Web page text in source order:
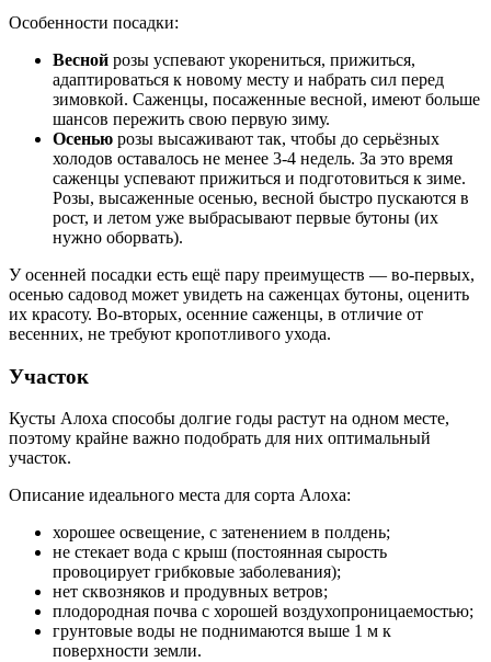
Особенности посадки:
Весной розы успевают укорениться, прижиться,
адаптироваться к новому месту и набрать сил перед
зимовкой. Саженцы, посаженные весной, имеют больше
шансов пережить свою первую зиму.
Осенью розы высаживают так, чтобы до серьёзных
холодов оставалось не менее 3-4 недель. За это время
саженцы успевают прижиться и подготовиться к зиме.
Розы, высаженные осенью, весной быстро пускаются в
рост, и летом уже выбрасывают первые бутоны (их
нужно оборвать).
У осенней посадки есть ещё пару преимуществ — во-первых,
осенью садовод может увидеть на саженцах бутоны, оценить
их красоту. Во-вторых, осенние саженцы, в отличие от
весенних, не требуют кропотливого ухода.
Участок
Кусты Алоха способы долгие годы растут на одном месте,
поэтому крайне важно подобрать для них оптимальный
участок.
Описание идеального места для сорта Алоха:
хорошее освещение, с затенением в полдень;
не стекает вода с крыш (постоянная сырость
провоцирует грибковые заболевания);
нет сквозняков и продувных ветров;
плодородная почва с хорошей воздухопроницаемостью;
грунтовые воды не поднимаются выше 1 м к
поверхности земли.